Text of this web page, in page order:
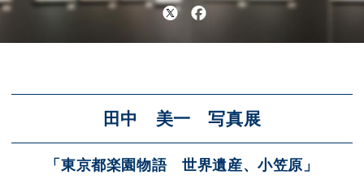
Twitter Facebook
田中 美一 写真展
「東京都楽園物語 世界遺産、小笠原」
ブログ